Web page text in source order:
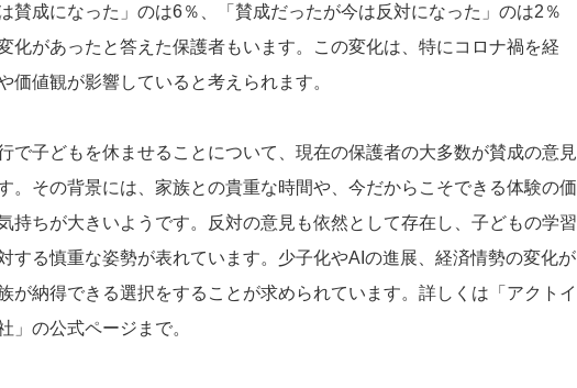
賛成になった」のは6％、「賛成だったが今は反対になった」のは2％
化があったと答えた保護者もいます。この変化は、特にコロナ禍を経
価値観が影響していると考えられます。
で子どもを休ませることについて、現在の保護者の大多数が賛成の意見
。その背景には、家族との貴重な時間や、今だからこそできる体験の価
持ちが大きいようです。反対の意見も依然として存在し、子どもの学習
する慎重な姿勢が表れています。少子化やAIの進展、経済情勢の変化が
が納得できる選択をすることが求められています。詳しくは「アクトイ
」の公式ページまで。